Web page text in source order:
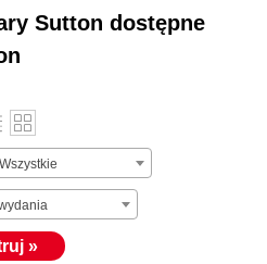
Sutton dostępne
Wszystkie
»